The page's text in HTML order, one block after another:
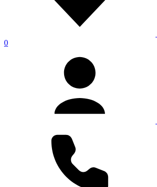
0